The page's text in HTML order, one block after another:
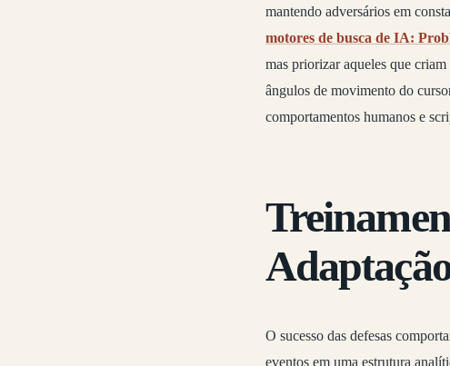
mantendo adversários em
motores de busca de IA:
mas priorizar aqueles que
ângulos de movimento do
comportamentos humanos e
O sucesso das defesas
eventos em uma estrutura